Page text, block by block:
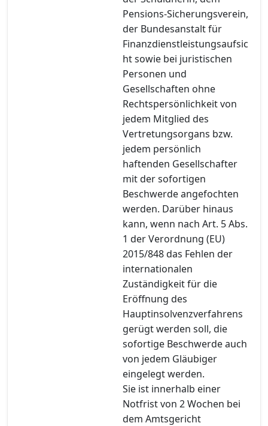
Pensions-Sicherungsverein,
der Bundesanstalt für
Finanzdienstleistungsaufsic
ht sowie bei juristischen
Personen und
Gesellschaften ohne
Rechtspersönlichkeit von
jedem Mitglied des
Vertretungsorgans bzw.
jedem persönlich
haftenden Gesellschafter
mit der sofortigen
Beschwerde angefochten
werden. Darüber hinaus
kann, wenn nach Art. 5 Abs.
1 der Verordnung (EU)
2015/848 das Fehlen der
internationalen
Zuständigkeit für die
Eröffnung des
Hauptinsolvenzverfahrens
gerügt werden soll, die
sofortige Beschwerde auch
von jedem Gläubiger
eingelegt werden.
Sie ist innerhalb einer
Notfrist von 2 Wochen bei
dem Amtsgericht